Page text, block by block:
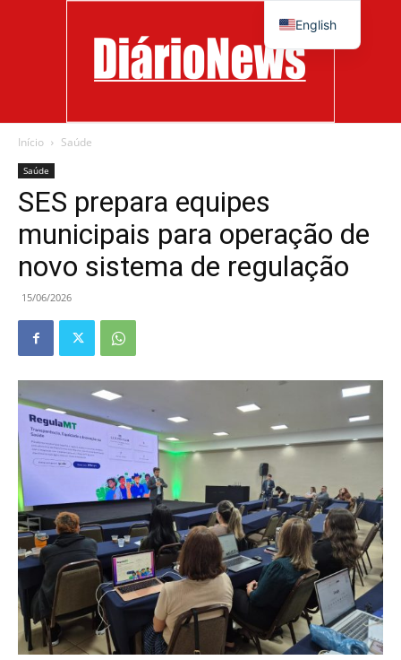
News
Início Saúde
Saúde
SES prepara equipes
municipais para operação de
novo sistema de regulação
15/06/2026
English